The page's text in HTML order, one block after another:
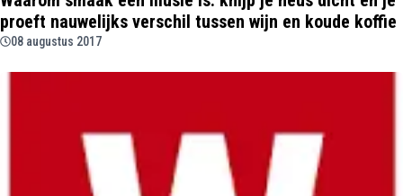
proeft nauwelijks verschil tussen wijn en koude koffie
08 augustus 2017